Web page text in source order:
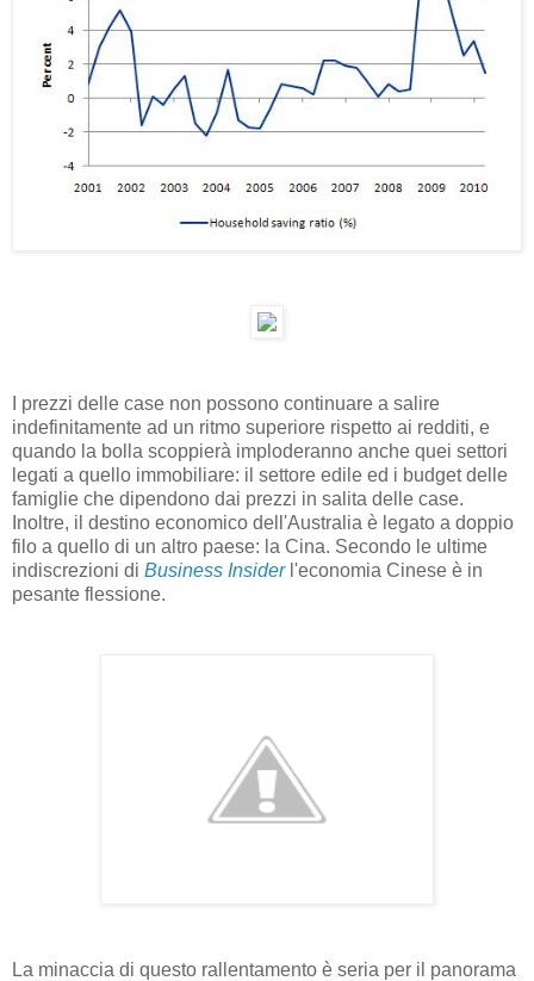
I prezzi delle case non possono continuare a salire
indefinitamente ad un ritmo superiore rispetto ai redditi, e
quando la bolla scoppierà imploderanno anche quei settori
legati a quello immobiliare: il settore edile ed i budget delle
famiglie che dipendono dai prezzi in salita delle case.
Inoltre, il destino economico dell'Australia è legato a doppio
filo a quello di un altro paese: la Cina. Secondo le ultime
indiscrezioni di Business Insiderl'economia Cinese è in
pesante flessione.
La minaccia di questo rallentamento è seria per il panorama